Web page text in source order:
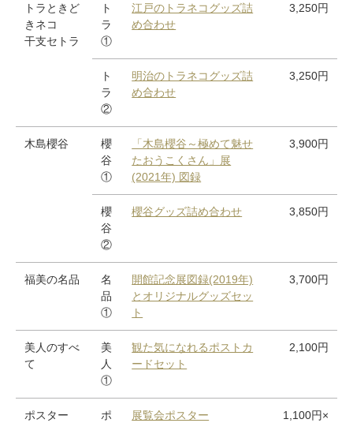
トラときど
きネコ
干支セトラ
ト
ラ
①
江戸のトラネコグッズ詰
め合わせ
3,250円
ト
ラ
②
明治のトラネコグッズ詰
め合わせ
3,250円
木島櫻谷
櫻
谷
①
「木島櫻谷～極めて魅せ
たおうこくさん」展
(2021年) 図録
3,900円
櫻
谷
②
櫻谷グッズ詰め合わせ 3,850円
福美の名品
名
品
①
開館記念展図録(2019年)
とオリジナルグッズセッ
ト
3,700円
美人のすべ
て
美
人
①
観た気になれるポストカ
ードセット
2,100円
ポスター
ポ
展覧会ポスター
1,100円×